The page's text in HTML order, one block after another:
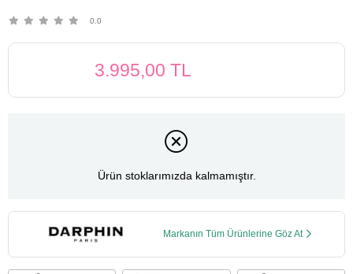
0.0
3.995,00 TL
Ürün stoklarımızda kalmamıştır.
Markanın Tüm Ürünlerine Göz At